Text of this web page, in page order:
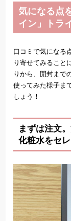
気になる点
イン」トラ
口コミで気になる
り寄せてみること
りから、開封まで
使ってみた様子ま
しょう！
まずは注文
化粧水をセ